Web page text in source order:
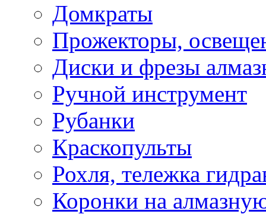
Домкраты
Прожекторы,
Диски и фрезы
Ручной инструмент
Рубанки
Краскопульты
Рохля, тележка
Коронки на